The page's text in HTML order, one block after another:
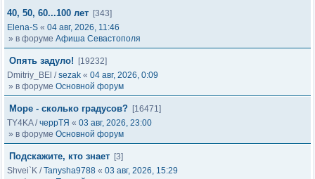
40, 50, 60...100 лет [343]
Elena-S « 04 авг, 2026, 11:46
» в форуме Афиша Севастополя
Опять задуло!
[19232]
Dmitriy_BEl /sezak « 04 авг, 2026, 0:09
» в форуме Основной форум
Море - сколько градусов? [16471]
TY4KA/черрТЯ « 03 авг, 2026, 23:00
» в форуме Основной форум
Подскажите, кто знает [3]
Shvei`K /Tanysha9788 « 03 авг, 2026, 15:29